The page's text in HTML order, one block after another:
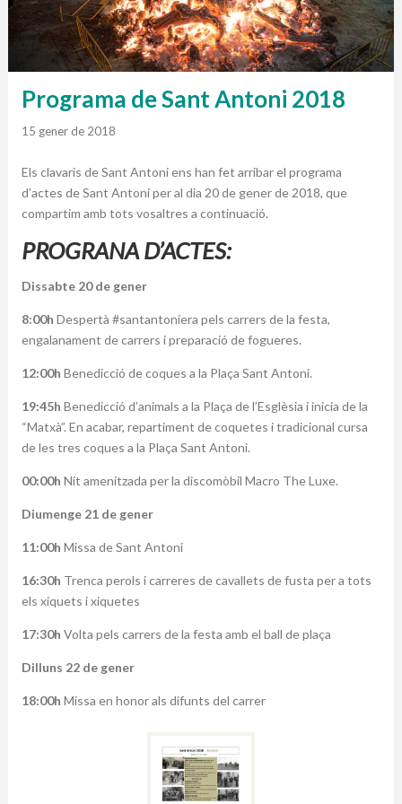
Programa de Sant Antoni 2018
15 gener de 2018
Els clavaris de Sant Antoni ens han fet arribar el programa
d’actes de Sant Antoni per al dia 20 de gener de 2018, que
compartim amb tots vosaltres a continuació.
PROGRANA D’ACTES:
Dissabte 20 de gener
8:00h Despertà #santantoniera pels carrers de la festa,
engalanament de carrers i preparació de fogueres.
12:00h Benedicció de coques a la Plaça Sant Antoni.
19:45h Benedicció d’animals a la Plaça de l’Esglèsia i inicia de la
“Matxà”. En acabar, repartiment de coquetes i tradicional cursa
de les tres coques a la Plaça Sant Antoni.
00:00h Nit amenitzada per la discomòbil Macro The Luxe.
Diumenge 21 de gener
11:00h Missa de Sant Antoni
16:30h Trenca perols i carreres de cavallets de fusta per a tots
els xiquets i xiquetes
17:30h Volta pels carrers de la festa amb el ball de plaça
Dilluns 22 de gener
18:00h Missa en honor als difunts del carrer